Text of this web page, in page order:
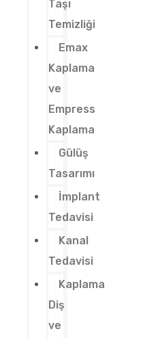
Taşı
Temizliği
Emax
Kaplama
ve
Empress
Kaplama
Gülüş
Tasarımı
İmplant
Tedavisi
Kanal
Tedavisi
Kaplama
Diş
ve